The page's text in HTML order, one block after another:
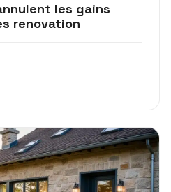
les gains
renovation